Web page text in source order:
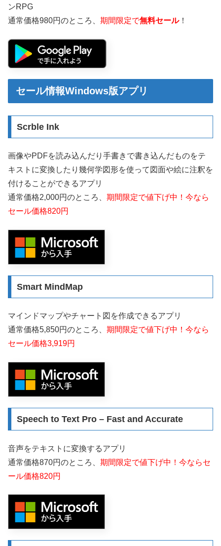
ンRPG
通常価格980円のところ、 期間限定で無料セール！
セール情報Windows版アプリ
Scrble Ink
画像やPDFを読み込んだり手書きで書き込んだものをテ
キストに変換したり幾何学図形を使って図面や絵に注釈を
付けることができるアプリ
通常価格2,000円のところ、 期間限定で値下げ中！今なら
セール価格820円
Smart MindMap
マインドマップやチャート図を作成できるアプリ
通常価格5,850円のところ、 期間限定で値下げ中！今なら
セール価格3,919円
Speech to Text Pro – Fast and Accurate
音声をテキストに変換するアプリ
通常価格870円のところ、 期間限定で値下げ中！今ならセ
ール価格820円